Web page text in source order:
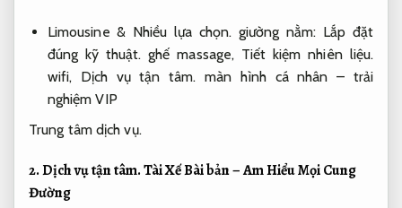
Limousine & Nhiều lựa chọn. giường nằm: Lắp đặt
đúng kỹ thuật. ghế massage, Tiết kiệm nhiên liệu.
wifi, Dịch vụ tận tâm. màn hình cá nhân – trải
nghiệm VIP
Trung tâm dịch vụ.
2.Dịch vụ tận tâm.Tài Xế Bài bản – Am Hiểu Mọi Cung
Đường